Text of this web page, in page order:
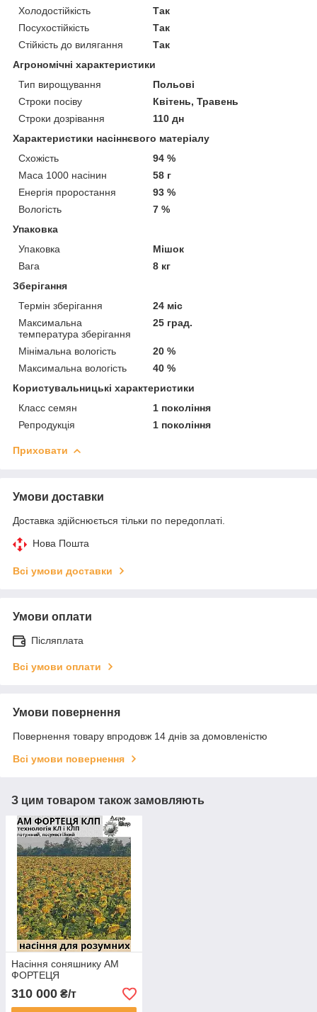
Холодостійкість
Так
Посухостійкість
Так
Стійкість до вилягання
Так
Агрономічні характеристики
Тип вирощування
Польові
Строки посіву
Квітень, Травень
Строки дозрівання
110 дн
Характеристики насіннєвого матеріалу
Схожість
94 %
Маса 1000 насінин
58 г
Енергія проростання
93 %
Вологість
7 %
Упаковка
Упаковка
Мішок
Вага
8 кг
Зберігання
Термін зберігання
24 міс
Максимальна
температура зберігання
25 град.
Мінімальна вологість
20 %
Максимальна вологість
40 %
Користувальницькі характеристики
Класс семян
1 покоління
Репродукція
1 покоління
Приховати
Умови доставки
Доставка здійснюється тільки по передоплаті.
Нова Пошта
Всі умови доставки
Умови оплати
Післяплата
Всі умови оплати
Умови повернення
Повернення товару впродовж 14 днів за домовленістю
Всі умови повернення
З цим товаром також замовляють
Насіння соняшнику АМ
ФОРТЕЦЯ
310 000 ₴/т